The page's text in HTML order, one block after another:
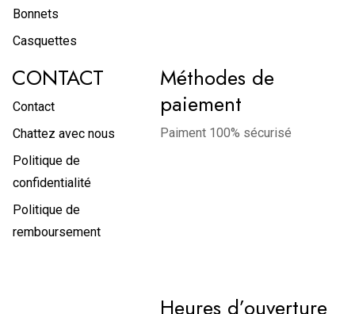
Bonnets
Casquettes
CONTACT
Contact
Chattez avec nous
Politique de
confidentialité
Politique de
remboursement
Méthodes de
paiement
Paiment 100% sécurisé
Heures d’ouverture